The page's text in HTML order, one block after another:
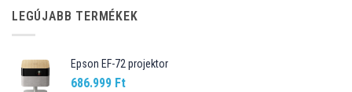
LEGÚJABB TERMÉKEK
Epson EF-72 projektor
686.999 Ft